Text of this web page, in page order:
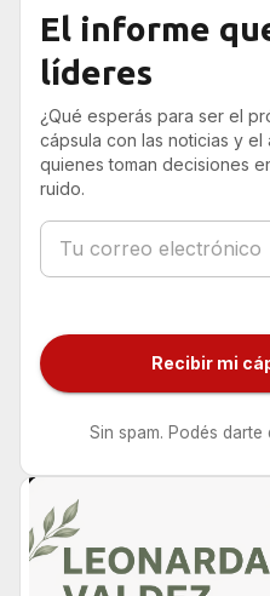
El informe
líderes
¿Qué esperás para ser el
cápsula con las noticias y el
quienes toman decisiones
ruido.
Recibir mi
Sin spam. Podés